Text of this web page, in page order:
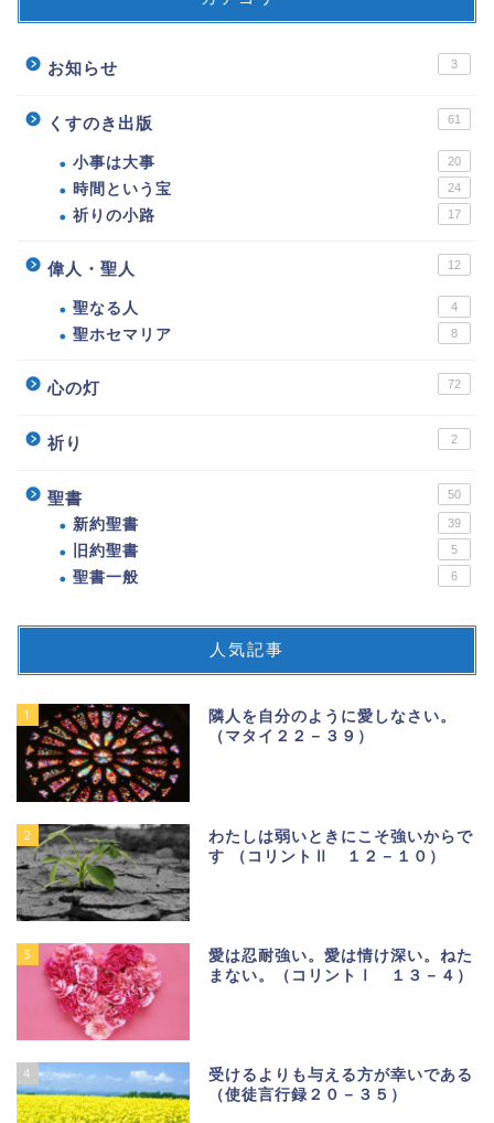
お知らせ 3
くすのき出版 61
小事は大事 20
時間という宝 24
祈りの小路 17
偉人・聖人 12
聖なる人 4
聖ホセマリア 8
心の灯 72
祈り 2
聖書 50
新約聖書 39
旧約聖書 5
聖書一般 6
人気記事
1
隣人を自分のように愛しなさい。
（マタイ２２－３９）
2
わたしは弱いときにこそ強いからで
す （コリントⅡ １２－１０）
3
愛は忍耐強い。愛は情け深い。ねた
まない。（コリントⅠ １３－４）
4
受けるよりも与える方が幸いである
（使徒言行録２０－３５）